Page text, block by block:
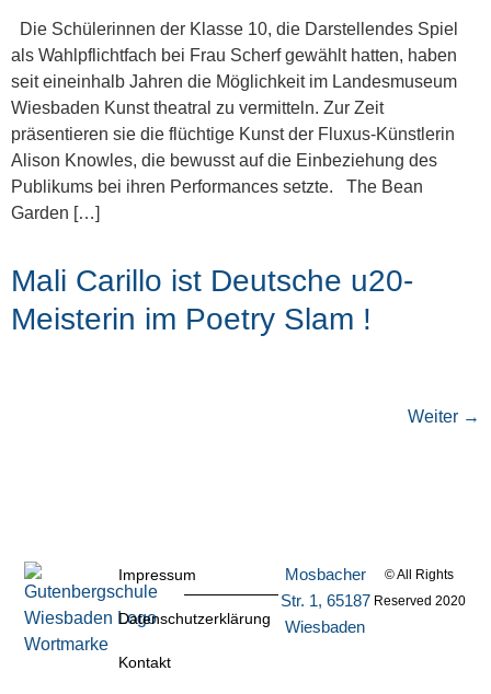
Die Schülerinnen der Klasse 10, die Darstellendes Spiel
als Wahlpflichtfach bei Frau Scherf gewählt hatten, haben
seit eineinhalb Jahren die Möglichkeit im Landesmuseum
Wiesbaden Kunst theatral zu vermitteln. Zur Zeit
präsentieren sie die flüchtige Kunst der Fluxus-Künstlerin
Alison Knowles, die bewusst auf die Einbeziehung des
Publikums bei ihren Performances setzte. The Bean
Garden […]
Mali Carillo ist Deutsche u20-
Meisterin im Poetry Slam !
Weiter →
Impressum
Datenschutzerklärung
Kontakt
Mosbacher
Str. 1, 65187
Wiesbaden
© All Rights
Reserved 2020